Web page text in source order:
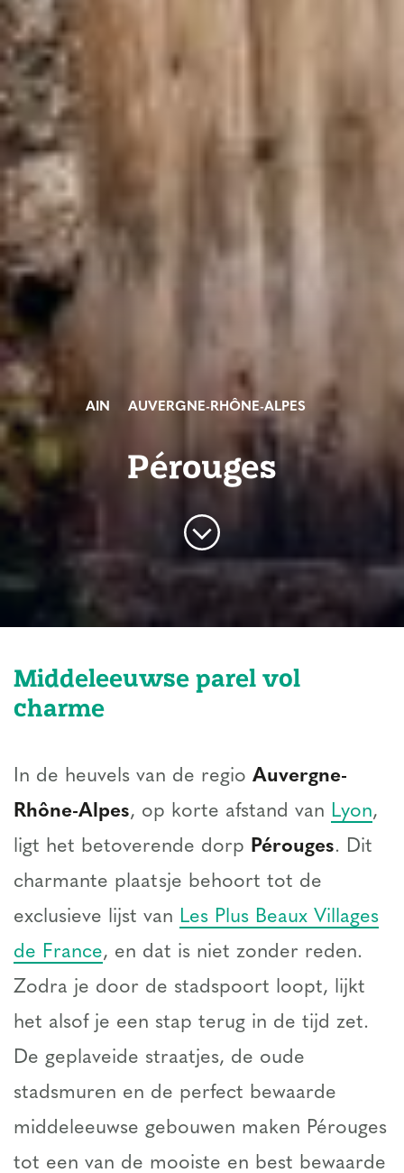
AIN AUVERGNE-RHÔNE-ALPES
Pérouges
Middeleeuwse parel vol
charme
In de heuvels van de regio Auvergne-
Rhône-Alpes, op korte afstand van Lyon,
ligt het betoverende dorp Pérouges. Dit
charmante plaatsje behoort tot de
exclusieve lijst van Les Plus Beaux Villages
de France, en dat is niet zonder reden.
Zodra je door de stadspoort loopt, lijkt
het alsof je een stap terug in de tijd zet.
De geplaveide straatjes, de oude
stadsmuren en de perfect bewaarde
middeleeuwse gebouwen maken Pérouges
tot een van de mooiste en best bewaarde